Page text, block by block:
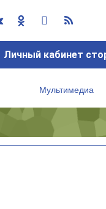
Личный кабинет
Мультимедиа